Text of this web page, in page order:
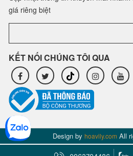
giá riêng biệt
KẾT NỐI CHÚNG TÔI QUA
Design by hoavily.com All